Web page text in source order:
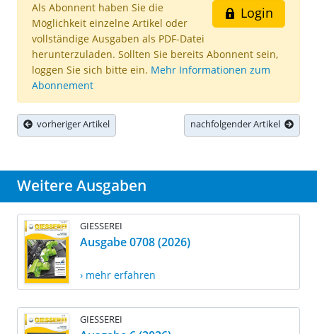
Login
Als Abonnent haben Sie die
Möglichkeit einzelne Artikel oder
vollständige Ausgaben als PDF-Datei
herunterzuladen. Sollten Sie bereits Abonnent sein,
loggen Sie sich bitte ein. Mehr Informationen zum
Abonnement
vorheriger Artikel nachfolgender Artikel
Weitere Ausgaben
GIESSEREI
Ausgabe 0708 (2026)
› mehr erfahren
GIESSEREI